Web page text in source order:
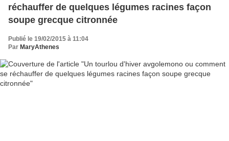
réchauffer de quelques légumes racines façon
soupe grecque citronnée
Publié le 19/02/2015 à 11:04
Par MaryAthenes